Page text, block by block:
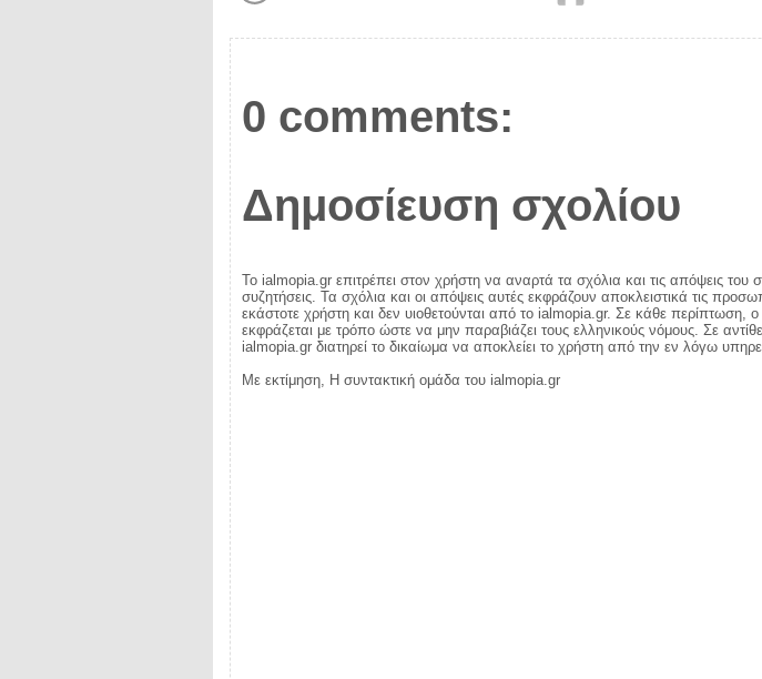
0 comments:
Δημοσίευση σχολίου
Το ialmopia.gr επιτρέπει στον χρήστη να αναρτά τα σχόλια και τις απόψεις του
συζητήσεις. Τα σχόλια και οι απόψεις αυτές εκφράζουν αποκλειστικά τις
εκάστοτε χρήστη και δεν υιοθετούνται από το ialmopia.gr. Σε κάθε περίπτωση, ο
εκφράζεται με τρόπο ώστε να μην παραβιάζει τους ελληνικούς νόμους. Σε
ialmopia.gr διατηρεί το δικαίωμα να αποκλείει το χρήστη από την εν λόγω
Με εκτίμηση, Η συντακτική ομάδα του ialmopia.gr